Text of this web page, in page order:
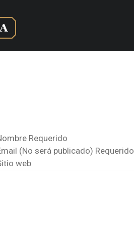
Requerido
(No será publicado) Requerido
web